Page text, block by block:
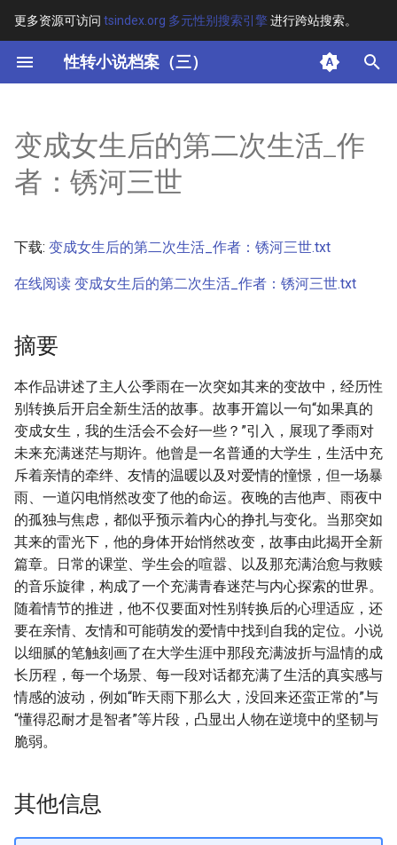
更多资源可访问 tsindex.org 多元性别搜索引擎进行跨站搜索。
性转小说档案（三）
键
开
始
索
其他信息
变成女生后的第二次生活_作
者：锈河三世
下载: 变成女生后的第二次生活_作者：锈河三世.txt
在线阅读 变成女生后的第二次生活_作者：锈河三世.txt
摘要
本作品讲述了主人公季雨在一次突如其来的变故中，经历性
别转换后开启全新生活的故事。故事开篇以一句“如果真的
变成女生，我的生活会不会好一些？”引入，展现了季雨对
未来充满迷茫与期许。他曾是一名普通的大学生，生活中充
斥着亲情的牵绊、友情的温暖以及对爱情的憧憬，但一场暴
雨、一道闪电悄然改变了他的命运。夜晚的吉他声、雨夜中
的孤独与焦虑，都似乎预示着内心的挣扎与变化。当那突如
其来的雷光下，他的身体开始悄然改变，故事由此揭开全新
篇章。日常的课堂、学生会的喧嚣、以及那充满治愈与救赎
的音乐旋律，构成了一个充满青春迷茫与内心探索的世界。
随着情节的推进，他不仅要面对性别转换后的心理适应，还
要在亲情、友情和可能萌发的爱情中找到自我的定位。小说
以细腻的笔触刻画了在大学生涯中那段充满波折与温情的成
长历程，每一个场景、每一段对话都充满了生活的真实感与
情感的波动，例如“昨天雨下那么大，没回来还蛮正常的”与
“懂得忍耐才是智者”等片段，凸显出人物在逆境中的坚韧与
脆弱。
其他信息